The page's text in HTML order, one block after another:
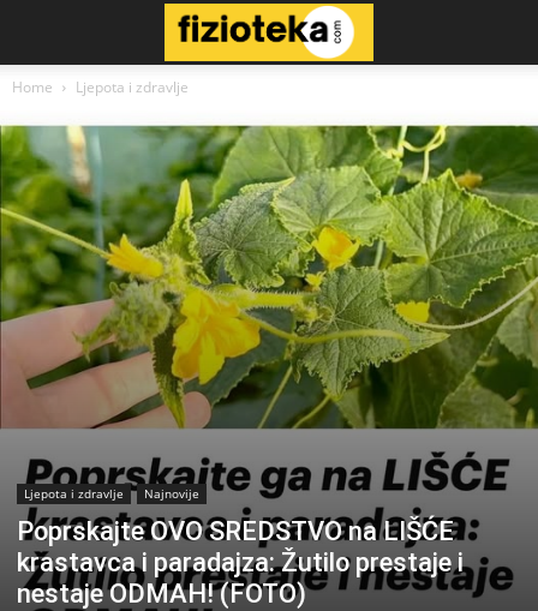
Home Ljepota i zdravlje
Ljepota i zdravlje Najnovije
Poprskajte OVO SREDSTVO na LIŠĆE
krastavca i paradajza: Žutilo prestaje i
nestaje ODMAH! (FOTO)